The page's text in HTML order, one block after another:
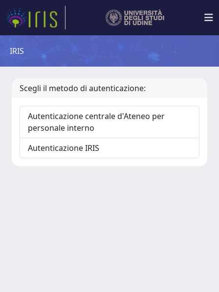
IRIS
Scegli il metodo di autenticazione:
Autenticazione centrale d'Ateneo per
personale interno
Autenticazione IRIS